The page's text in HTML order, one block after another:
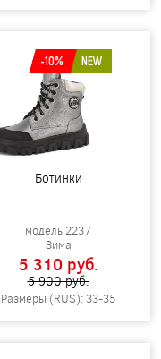
-10% NEW
Ботинки
модель 2237
Зима
5 310 pуб.
5 900 pуб.
Размеры (RUS): 33-35